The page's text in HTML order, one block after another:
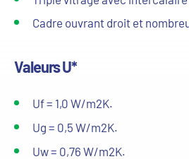
Cadre ouvrant droit et
Valeurs U*
Uf = 1,0 W/m2K.
Ug = 0,5 W/m2K.
Uw = 0,76 W/m2K.